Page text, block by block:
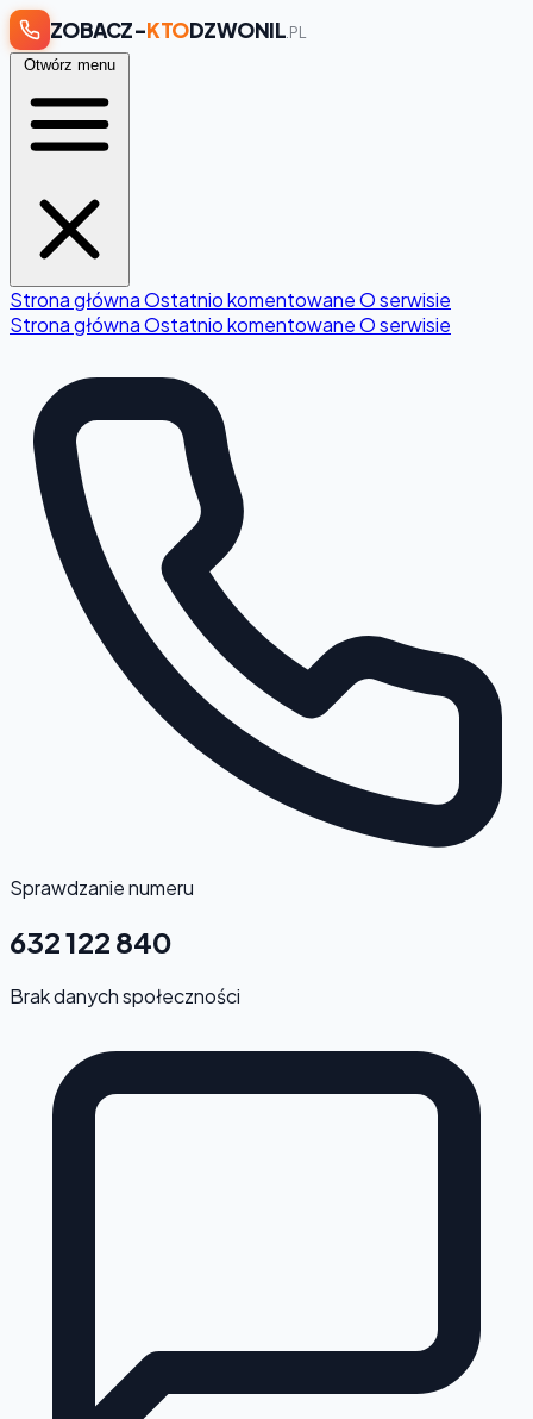
ZOBACZ-KTODZWONIL .PL
Otwórz menu
Strona głównaOstatnio komentowaneO serwisie
Strona głównaOstatnio komentowaneO serwisie
Sprawdzanie numeru
632 122 840
Brak danych społeczności